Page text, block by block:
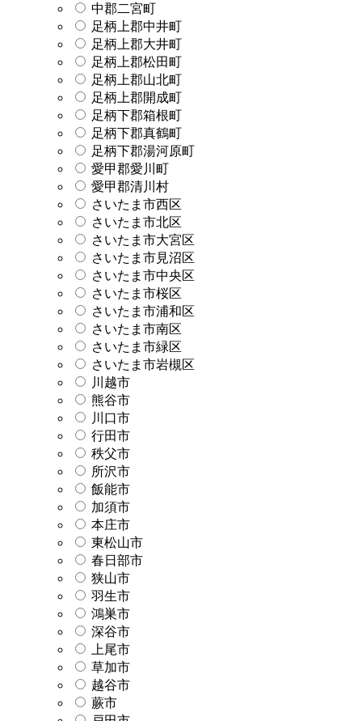
中郡二宮町
足柄上郡中井町
足柄上郡大井町
足柄上郡松田町
足柄上郡山北町
足柄上郡開成町
足柄下郡箱根町
足柄下郡真鶴町
足柄下郡湯河原町
愛甲郡愛川町
愛甲郡清川村
さいたま市西区
さいたま市北区
さいたま市大宮区
さいたま市見沼区
さいたま市中央区
さいたま市桜区
さいたま市浦和区
さいたま市南区
さいたま市緑区
さいたま市岩槻区
川越市
熊谷市
川口市
行田市
秩父市
所沢市
飯能市
加須市
本庄市
東松山市
春日部市
狭山市
羽生市
鴻巣市
深谷市
上尾市
草加市
越谷市
蕨市